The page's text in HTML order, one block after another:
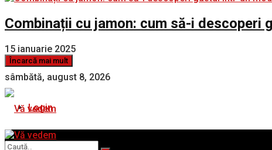
Combinații cu jamon: cum să-i descoperi
15 ianuarie 2025
Încarcă mai mult
sâmbătă, august 8, 2026
Login